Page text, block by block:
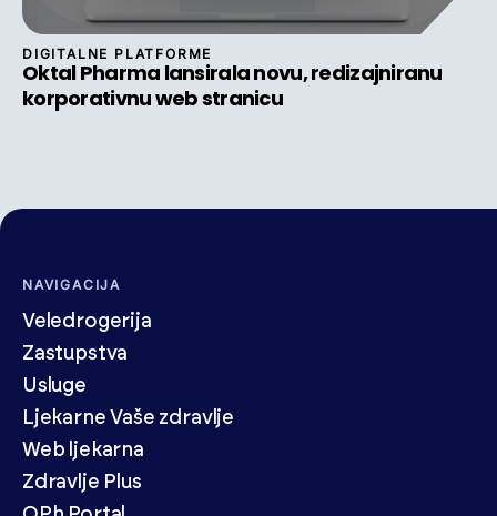
DIGITALNE PLATFORME
Oktal Pharma lansirala novu, redizajniranu
korporativnu web stranicu
NAVIGACIJA
Veledrogerija
Zastupstva
Usluge
Ljekarne Vaše zdravlje
Web ljekarna
Zdravlje Plus